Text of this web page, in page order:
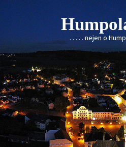
Skip
to
content
. . . . . nejen o